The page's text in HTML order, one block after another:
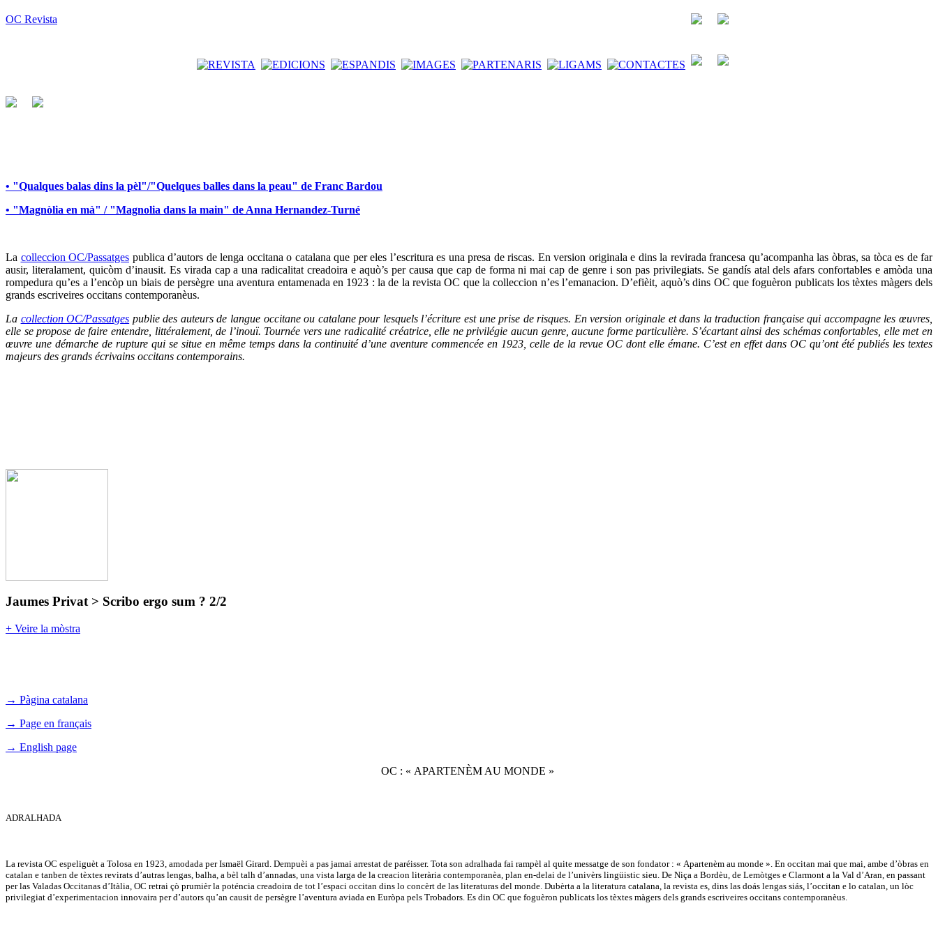
OC Revista
• "Qualques balas dins la pèl"/"Quelques balles dans la peau" de Franc Bardou
• "Magnòlia en mà" / "Magnolia dans la main" de Anna Hernandez-Turné
La colleccion OC/Passatges publica d’autors de lenga occitana o catalana que per eles l’escritura es una presa de riscas. En version originala e dins la revirada francesa qu’acompanha las òbras, sa tòca es de far
ausir, literalament, quicòm d’inausit. Es virada cap a una radicalitat creadoira e aquò’s per causa que cap de forma ni mai cap de genre i son pas privilegiats. Se gandís atal dels afars confortables e amòda una
rompedura qu’es a l’encòp un biais de persègre una aventura entamenada en 1923 : la de la revista OC que la colleccion n’es l’emanacion. D’efièit, aquò’s dins OC que foguèron publicats los tèxtes màgers dels
grands escriveires occitans contemporanèus.
La collection OC/Passatges publie des auteurs de langue occitane ou catalane pour lesquels l’écriture est une prise de risques. En version originale et dans la traduction française qui accompagne les œuvres,
elle se propose de faire entendre, littéralement, de l’inouï. Tournée vers une radicalité créatrice, elle ne privilégie aucun genre, aucune forme particulière. S’écartant ainsi des schémas confortables, elle met en
œuvre une démarche de rupture qui se situe en même temps dans la continuité d’une aventure commencée en 1923, celle de la revue OC dont elle émane. C’est en effet dans OC qu’ont été publiés les textes
majeurs des grands écrivains occitans contemporains.
Jaumes Privat > Scribo ergo sum ? 2/2
+ Veire la mòstra
→ Pàgina catalana
→ Page en français
→ English page
OC : « APARTENÈM AU MONDE »
ADRALHADA
La revista OC espeliguèt a Tolosa en 1923, amodada per Ismaël Girard. Dempuèi a pas jamai arrestat de paréisser. Tota son adralhada fai rampèl al quite messatge de son fondator : « Apartenèm au monde ». En occitan mai que mai, ambe d’òbras en
catalan e tanben de tèxtes revirats d’autras lengas, balha, a bèl talh d’annadas, una vista larga de la creacion literària contemporanèa, plan en-delai de l’univèrs lingüistic sieu. De Niça a Bordèu, de Lemòtges e Clarmont a la Val d’Aran, en passant
per las Valadas Occitanas d’Itàlia, OC retrai çò prumièr la poténcia creadoira de tot l’espaci occitan dins lo concèrt de las literaturas del monde. Dubèrta a la literatura catalana, la revista es, dins las doás lengas siás, l’occitan e lo catalan, un lòc
privilegiat d’experimentacion innovaira per d’autors qu’an causit de persègre l’aventura aviada en Euròpa pels Trobadors. Es din OC que foguèron publicats los tèxtes màgers dels grands escriveires occitans contemporanèus.